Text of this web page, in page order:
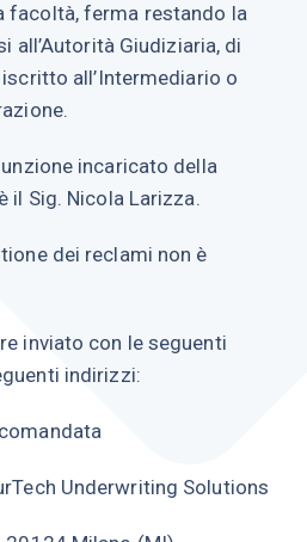
facoltà, ferma restando la
all’Autorità Giudiziaria, di
all’Intermediario o
incaricato della
il Sig. Nicola Larizza.
dei reclami non è
inviato con le seguenti
indirizzi:
Underwriting Solutions